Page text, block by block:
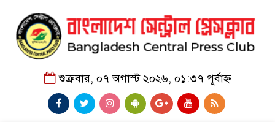
শুক্রবার, ০৭ অগাস্ট ২০২৬, ০১:৩৭ পূর্বাহ্ন